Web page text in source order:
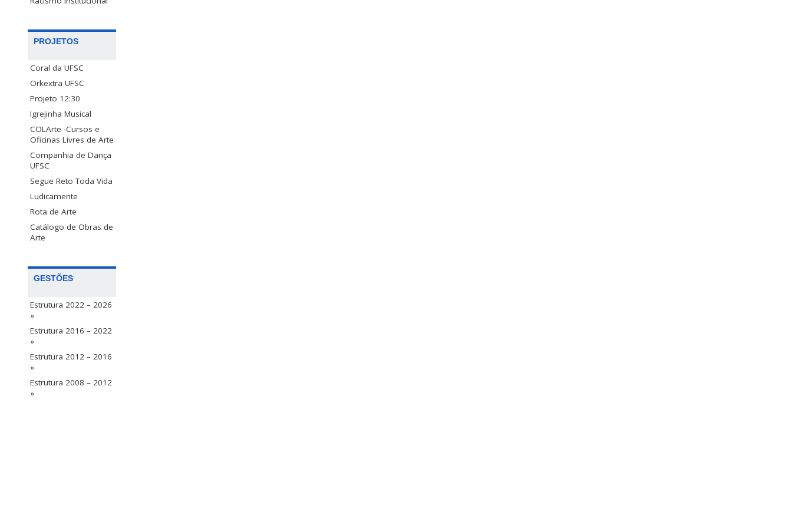
PROJETOS
Coral da UFSC
Orkextra UFSC
Projeto 12:30
Igrejinha Musical
COLArte -Cursos e
Oficinas Livres de Arte
Companhia de Dança
UFSC
Segue Reto Toda Vida
Ludicamente
Rota de Arte
Catálogo de Obras de
Arte
GESTÕES
Estrutura 2022 – 2026
»
Estrutura 2016 – 2022
»
Estrutura 2012 – 2016
»
Estrutura 2008 – 2012
»